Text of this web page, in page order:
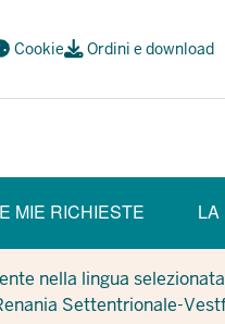
Cookie Ordini e download
MIE RICHIESTE LA
nella lingua
Settentrionale-